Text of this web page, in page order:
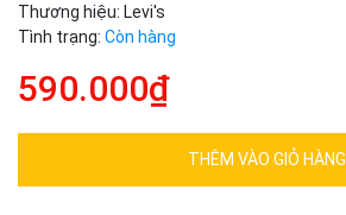
Thương hiệu: Levi's
Tình trạng: Còn hàng
590.000₫
THÊM VÀO GIỎ HÀNG